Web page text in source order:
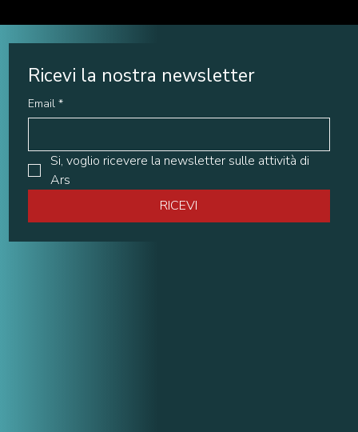
Ricevi la nostra newsletter
Email *
Si, voglio ricevere la newsletter sulle attività di
Ars
RICEVI